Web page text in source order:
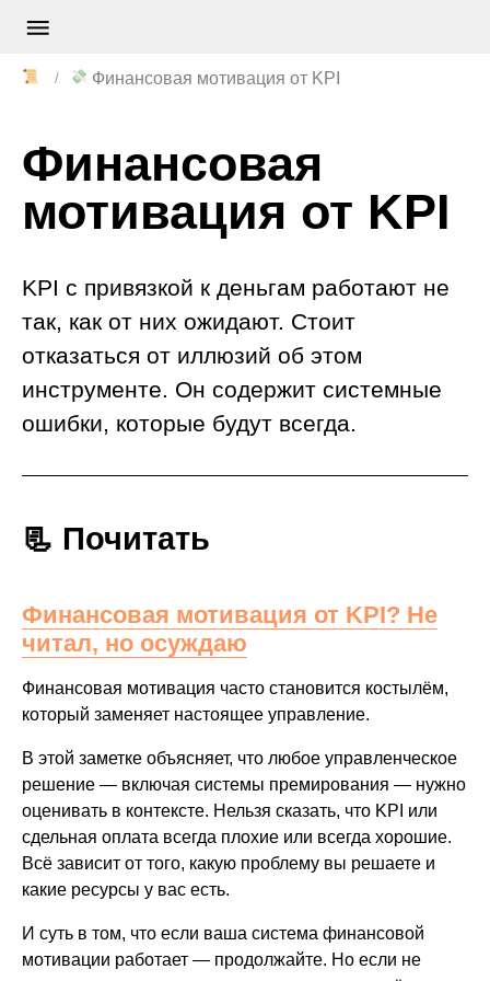
📜 💸 Финансовая мотивация от KPI
Финансовая
мотивация от KPI
KPI с привязкой к деньгам работают не
так, как от них ожидают. Стоит
отказаться от иллюзий об этом
инструменте. Он содержит системные
ошибки, которые будут всегда.
📃 Почитать
Финансовая мотивация от KPI? Не
читал, но осуждаю
Финансовая мотивация часто становится костылём,
который заменяет настоящее управление.
В этой заметке объясняет, что любое управленческое
решение — включая системы премирования — нужно
оценивать в контексте. Нельзя сказать, что KPI или
сдельная оплата всегда плохие или всегда хорошие.
Всё зависит от того, какую проблему вы решаете и
какие ресурсы у вас есть.
И суть в том, что если ваша система финансовой
мотивации работает — продолжайте. Но если не